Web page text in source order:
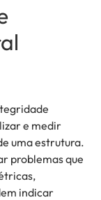
e medir
uma estrutura.
problemas que
indicar